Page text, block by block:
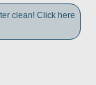
clean! Click here